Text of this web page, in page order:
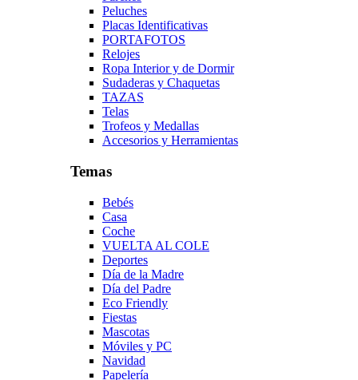
Peluches
Placas Identificativas
PORTAFOTOS
Relojes
Ropa Interior y de Dormir
Sudaderas y Chaquetas
TAZAS
Telas
Trofeos y Medallas
Accesorios y Herramientas
Temas
Bebés
Casa
Coche
VUELTA AL COLE
Deportes
Día de la Madre
Día del Padre
Eco Friendly
Fiestas
Mascotas
Móviles y PC
Navidad
Papelería